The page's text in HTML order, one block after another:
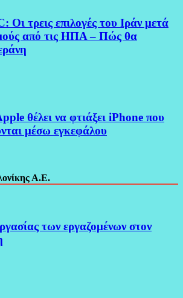
τρεις επιλογές του Ιράν μετά
από τις ΗΠΑ – Πώς θα
θέλει να φτιάξει iPhone που
μέσω εγκεφάλου
Α.Ε.
των εργαζομένων στον